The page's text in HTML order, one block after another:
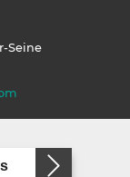
Seine